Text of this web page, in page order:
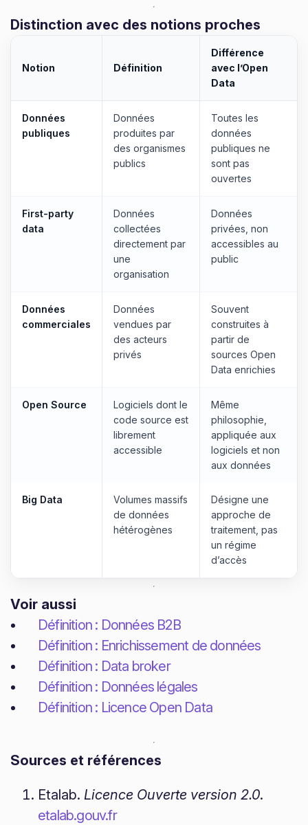
Distinction avec des notions proches
Notion Définition
Différence
avec l’Open
Data
Données
publiques
Données
produites par
des organismes
publics
Toutes les
données
publiques ne
sont pas
ouvertes
First-party
data
Données
collectées
directement par
une
organisation
Données
privées, non
accessibles au
public
Données
commerciales
Données
vendues par
des acteurs
privés
Souvent
construites à
partir de
sources Open
Data enrichies
Open Source
Logiciels dont le
code source est
librement
accessible
Même
philosophie,
appliquée aux
logiciels et non
aux données
Big Data
Volumes massifs
de données
hétérogènes
Désigne une
approche de
traitement, pas
un régime
d’accès
Voir aussi
Définition : Données B2B
Définition : Enrichissement de données
Définition : Data broker
Définition : Données légales
Définition : Licence Open Data
Sources et références
Etalab. Licence Ouverte version 2.0.
etalab.gouv.fr